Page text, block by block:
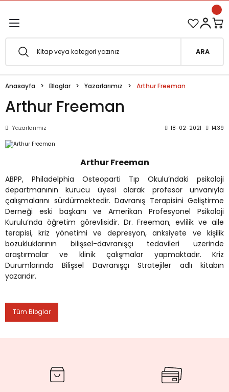
Esfârü'l-Erbaâ Seti şimdi satışta!
Metafor
ARA
Anasayfa Bloglar Yazarlarımız Arthur Freeman
Arthur Freeman
Yazarlarımız 18-02-2021 14:39
Arthur Freeman
ABPP, Philadelphia Osteoparti Tıp Okulu’ndaki psikoloji
departmanının kurucu üyesi olarak profesör unvanıyla
çalışmalarını sürdürmektedir. Davranış Terapisini Geliştirme
Derneği eski başkanı ve Amerikan Profesyonel Psikoloji
Kurulu’nda öğretim görevlisidir. Dr. Freeman, evlilik ve aile
terapisi, kriz yönetimi ve depresyon, anksiyete ve kişilik
bozukluklarının bilişsel-davranışçı tedavileri üzerinde
araştırmalar ve klinik çalışmalar yapmaktadır. Kriz
Durumlarında Bilişsel Davranışçı Stratejiler adlı kitabın
yazarıdır.
Tüm Bloglar